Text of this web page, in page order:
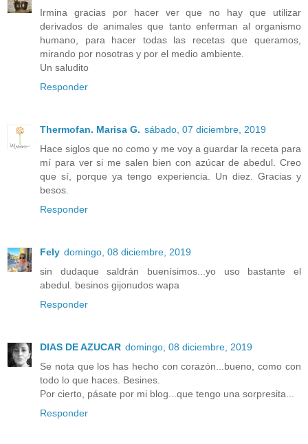
Irmina gracias por hacer ver que no hay que utilizar
derivados de animales que tanto enferman al organismo
humano, para hacer todas las recetas que queramos,
mirando por nosotras y por el medio ambiente.
Un saludito
Responder
Thermofan. Marisa G. sábado, 07 diciembre, 2019
Hace siglos que no como y me voy a guardar la receta para
mí para ver si me salen bien con azúcar de abedul. Creo
que sí, porque ya tengo experiencia. Un diez. Gracias y
besos.
Responder
Fely domingo, 08 diciembre, 2019
sin dudaque saldrán buenísimos...yo uso bastante el
abedul. besinos gijonudos wapa
Responder
DIAS DE AZUCAR domingo, 08 diciembre, 2019
Se nota que los has hecho con corazón...bueno, como con
todo lo que haces. Besines.
Por cierto, pásate por mi blog...que tengo una sorpresita...
Responder